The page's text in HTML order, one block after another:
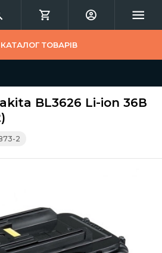
КАТАЛОГ ТОВАРІВ
BL3626 Li-ion 36В
2